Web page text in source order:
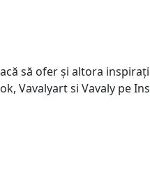
să ofer și altora
Vavalyart si Vavaly pe